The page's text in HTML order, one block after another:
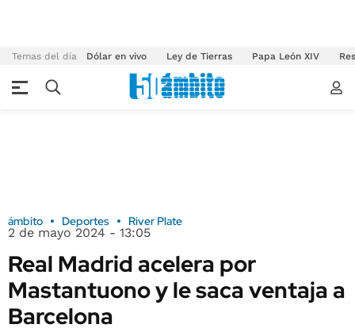
Temas del día Dólar en vivo Ley de Tierras Papa León XIV
ámbito Deportes River Plate
2 de mayo 2024 - 13:05
Real Madrid acelera por
Mastantuono y le saca ventaja a
Barcelona